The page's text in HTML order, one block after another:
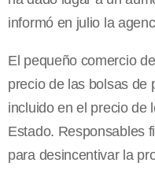
informó en julio la
El pequeño comercio
precio de las bolsas de
incluido en el precio de
Estado. Responsables
para desincentivar la